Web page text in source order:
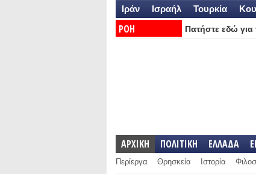
Ιράν Ισραήλ Τουρκία
ΡΟΗ
Πατήστε εδώ για
ΑΡΧΙΚΗ ΠΟΛΙΤΙΚΗ ΕΛΛΑΔΑ
Περίεργα Θρησκεία Ιστορία